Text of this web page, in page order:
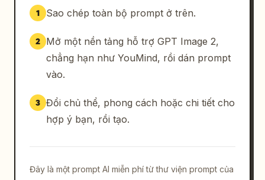
phông chữ sans-serif sạch sẽ, màu xám đậm,
căn lề trái. Làm nổi bật chính xác 3 token
nội dòng bằng các hộp làm nổi bật bo tròn màu
xanh nhạt: “Some ice”, “Sweet, Yogurt,
Classic” và “Have Someice Day”. Sử dụng văn
bản nội dung này:
이름의 모던하고 미니멀한 아이스크림 매장 내부를
사실적인 건축 렌더링으로 생성하세요. 정면 좌석
구역에서 서비스를 카운터를 바라보는 시점입니다.
터, 따뜻한 느낌의 목재 천장 캐노피, 숨겨진 코브
뭇잎에 의한 부드러운 그림자가 드리워져 있습니다.
1 Sao chép toàn bộ prompt ở trên.
2
Mở một nền tảng hỗ trợ GPT Image 2,
chẳng hạn như YouMind, rồi dán prompt
vào.
3 Đổi chủ thể, phong cách hoặc chi tiết cho
hợp ý bạn, rồi tạo.
Đây là một prompt AI miễn phí từ thư viện prompt của